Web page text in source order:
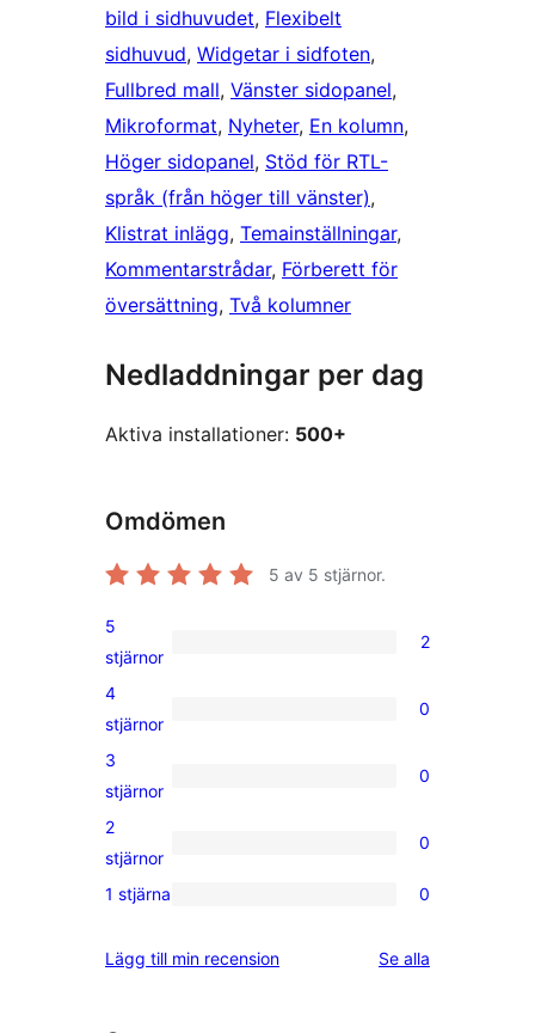
bild i sidhuvudet, Flexibelt
sidhuvud, Widgetar i sidfoten
Fullbred mall, Vänster sidopanel
Mikroformat, Nyheter, En kolumn
Höger sidopanel, Stöd för RTL-
språk (från höger till vänster)
Klistrat inlägg, Temainställningar
Kommentarstrådar, Förberett för
översättning, Två kolumner
Nedladdningar per dag
Aktiva installationer: 500+
Omdömen
5 av 5 stjärnor.
2
5-
stjärniga
5
stjärnor
2
0
4-
stjärniga
4
stjärnor
0
0
3-
stjärniga
3
stjärnor
0
0
2-
recensioner
2
stjärnor
0
0
stjärniga
1 stjärna 0
Lägg till min recension Se alla